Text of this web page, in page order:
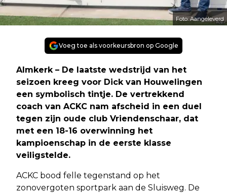
Foto: Aangeleverd
Voeg toe als voorkeursbron op Google
Almkerk – De laatste wedstrijd van het
seizoen kreeg voor Dick van Houwelingen
een symbolisch tintje. De vertrekkend
coach van ACKC nam afscheid in een duel
tegen zijn oude club Vriendenschaar, dat
met een 18-16 overwinning het
kampioenschap in de eerste klasse
veiligstelde.
ACKC bood felle tegenstand op het
zonovergoten sportpark aan de Sluisweg. De